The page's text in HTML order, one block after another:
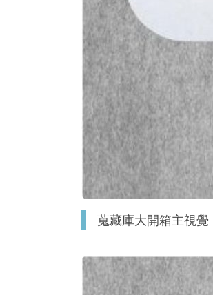
蒐藏庫大開箱主視覺